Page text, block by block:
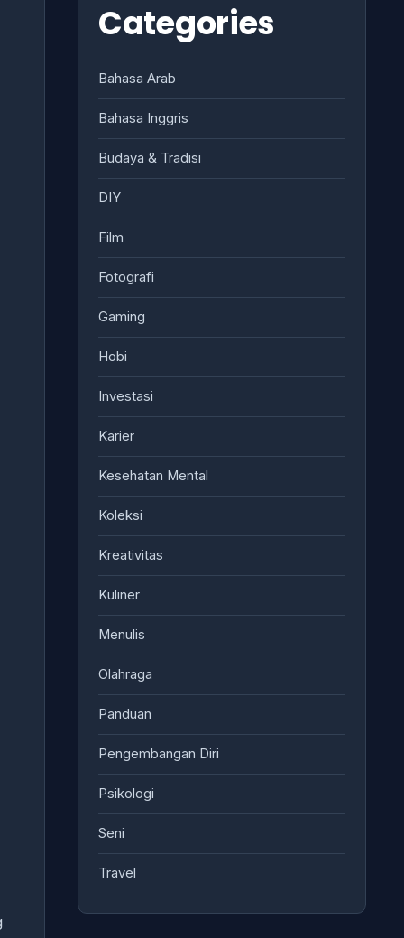
Categories
Bahasa Arab
Bahasa Inggris
Budaya & Tradisi
DIY
Film
Fotografi
Gaming
Hobi
Investasi
Karier
Kesehatan Mental
Koleksi
Kreativitas
Kuliner
Menulis
Olahraga
Panduan
Pengembangan Diri
Psikologi
Seni
Travel